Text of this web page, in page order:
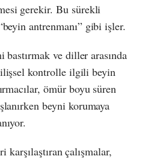
gerekir. Bu sürekli
antrenmanı” gibi işler.
ve diller arasında
kontrolle ilgili beyin
ömür boyu süren
beyni korumaya
çalışmalar,